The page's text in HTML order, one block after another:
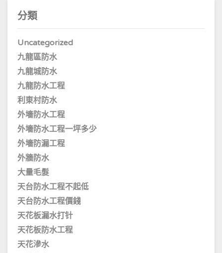
分類
Uncategorized
九龍區防水
九龍城防水
九龍防水工程
利東村防水
外墻防水工程
外墻防水工程一坪多少
外墻防漏工程
外牆防水
大量毛髮
天台防水工程不起低
天台防水工程價錢
天花板漏水打针
天花板防水工程
天花滲水